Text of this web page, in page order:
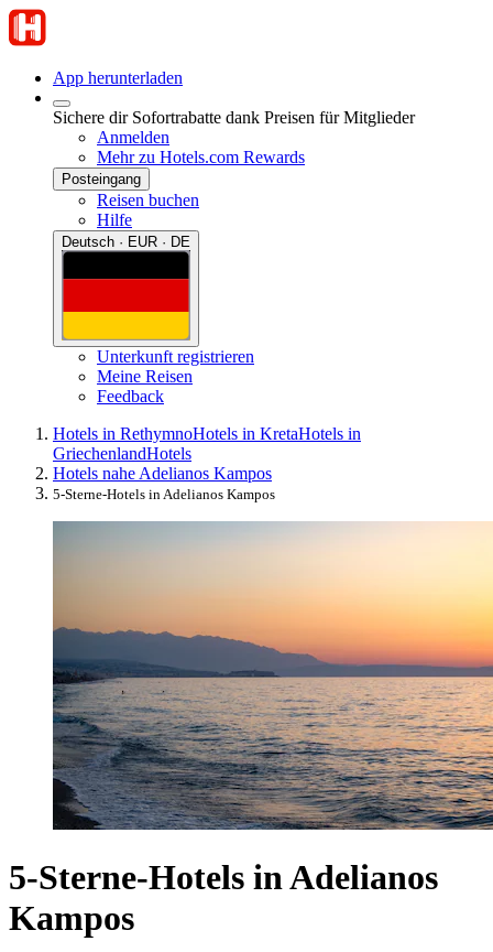
App herunterladen
Sichere dir Sofortrabatte dank Preisen für Mitglieder
Anmelden
Mehr zu Hotels.com Rewards
Posteingang
Reisen buchen
Hilfe
Deutsch · EUR · DE
Unterkunft registrieren
Meine Reisen
Feedback
Hotels in RethymnoHotels in KretaHotels in
GriechenlandHotels
Hotels nahe Adelianos Kampos
5-Sterne-Hotels in Adelianos Kampos
5-Sterne-Hotels in Adelianos
Kampos